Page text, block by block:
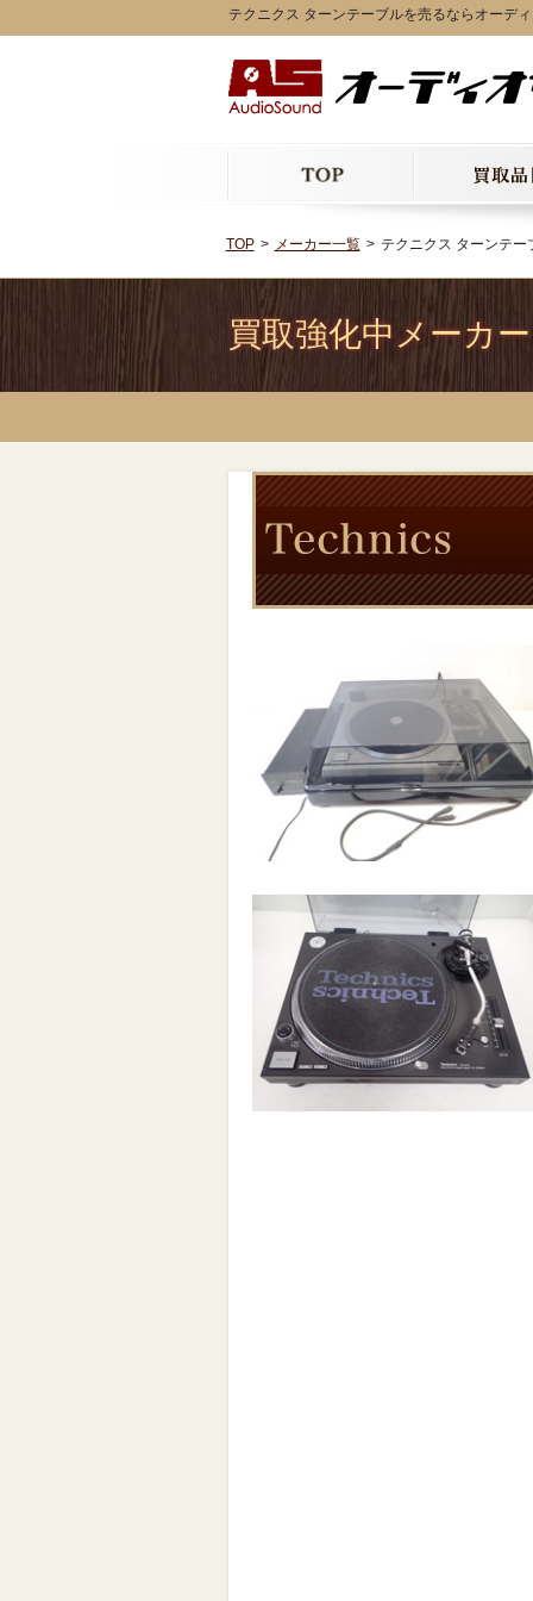
テクニクス ターンテーブルを売るならオーデ
TOP メーカー一覧 テクニクス ターンテー
買取強化中メーカー